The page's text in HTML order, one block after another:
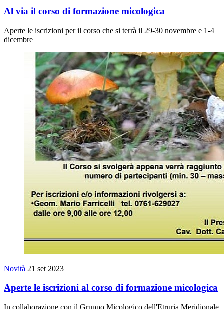
Al via il corso di formazione micologica
Aperte le iscrizioni per il corso che si terrà il 29-30 novembre e 1-4
dicembre
Novità 21 set 2023
Aperte le iscrizioni al corso di formazione micologica
In collaborazione con il Gruppo Micologico dell'Etruria Meridionale